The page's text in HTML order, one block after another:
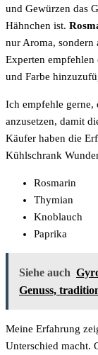
und Gewürzen das
Hähnchen ist.
nur Aroma, sondern
Experten empfehlen
und Farbe
Ich empfehle gerne,
anzusetzen, damit
Käufer haben die
Kühlschrank
Rosmarin
Thymian
Knoblauch
Paprika
Siehe auch
Genuss,
Meine Erfahrung
Unterschied macht.